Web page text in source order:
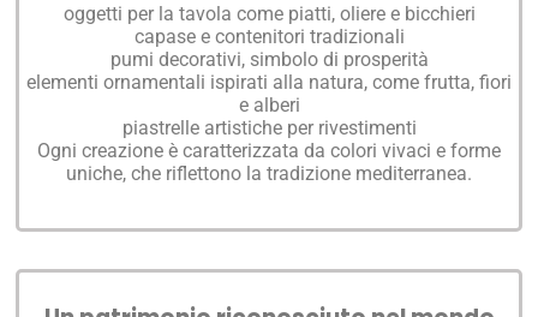
oggetti per la tavola come piatti, oliere e bicchieri
capase e contenitori tradizionali
pumi decorativi, simbolo di prosperità
elementi ornamentali ispirati alla natura, come frutta, fiori
e alberi
piastrelle artistiche per rivestimenti
Ogni creazione è caratterizzata da colori vivaci e forme
uniche, che riflettono la tradizione mediterranea.